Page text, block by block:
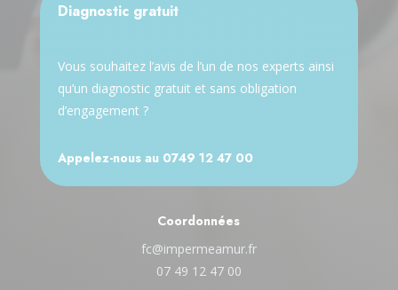
Diagnostic gratuit
Vous souhaitez l’avis de l’un de nos experts ainsi
qu’un diagnostic gratuit et sans obligation
d’engagement ?
Appelez-nous au 0749 12 47 00
Coordonnées
fc@impermeamur.fr
07 49 12 47 00